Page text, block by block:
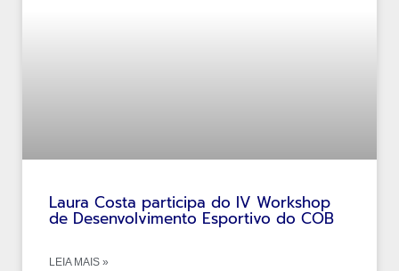
Laura Costa participa do IV Workshop
de Desenvolvimento Esportivo do COB
LEIA MAIS »